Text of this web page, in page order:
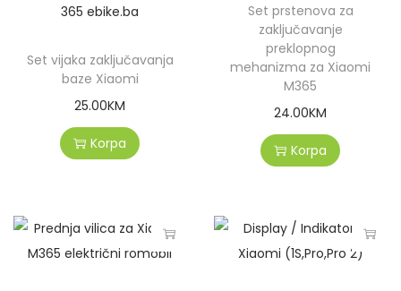
Set vijaka zaključavanja
baze Xiaomi
25.00KM
Korpa
Set prstenova za
zaključavanje
preklopnog
mehanizma za Xiaomi
M365
24.00KM
Korpa